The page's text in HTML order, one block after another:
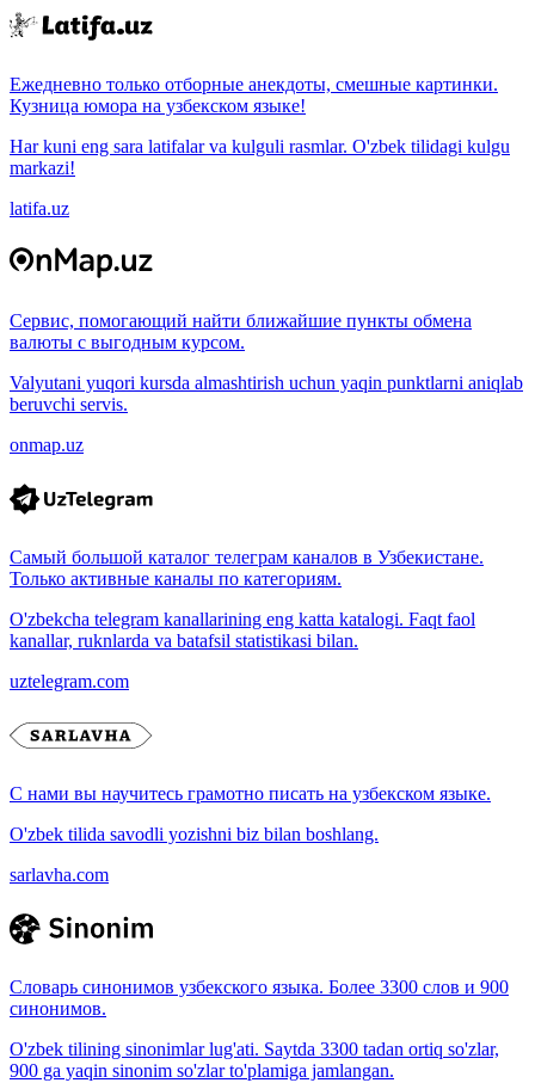
Ежедневно только отборные анекдоты, смешные картинки.
Кузница юмора на узбекском языке!
Har kuni eng sara latifalar va kulguli rasmlar. O'zbek tilidagi kulgu
markazi!
latifa.uz
Сервис, помогающий найти ближайшие пункты обмена
валюты с выгодным курсом.
Valyutani yuqori kursda almashtirish uchun yaqin punktlarni aniqlab
beruvchi servis.
onmap.uz
Самый большой каталог телеграм каналов в Узбекистане.
Только активные каналы по категориям.
O'zbekcha telegram kanallarining eng katta katalogi. Faqt faol
kanallar, ruknlarda va batafsil statistikasi bilan.
uztelegram.com
С нами вы научитесь грамотно писать на узбекском языке.
O'zbek tilida savodli yozishni biz bilan boshlang.
sarlavha.com
Словарь синонимов узбекского языка. Более 3300 слов и 900
синонимов.
O'zbek tilining sinonimlar lug'ati. Saytda 3300 tadan ortiq so'zlar,
900 ga yaqin sinonim so'zlar to'plamiga jamlangan.